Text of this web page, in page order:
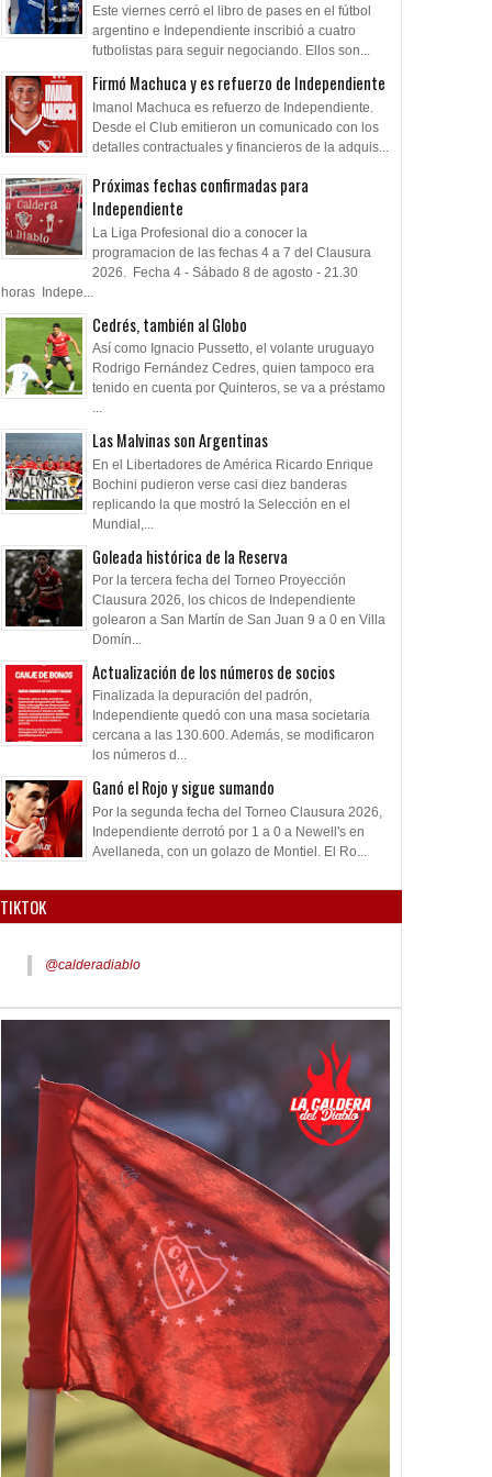
Este viernes cerró el libro de pases en el fútbol
argentino e Independiente inscribió a cuatro
futbolistas para seguir negociando. Ellos son...
Firmó Machuca y es refuerzo de Independiente
Imanol Machuca es refuerzo de Independiente.
Desde el Club emitieron un comunicado con los
detalles contractuales y financieros de la adquis...
Próximas fechas confirmadas para
Independiente
La Liga Profesional dio a conocer la
programacion de las fechas 4 a 7 del Clausura
2026. Fecha 4 - Sábado 8 de agosto - 21.30
horas Indepe...
Cedrés, también al Globo
Así como Ignacio Pussetto, el volante uruguayo
Rodrigo Fernández Cedres, quien tampoco era
tenido en cuenta por Quinteros, se va a préstamo
...
Las Malvinas son Argentinas
En el Libertadores de América Ricardo Enrique
Bochini pudieron verse casi diez banderas
replicando la que mostró la Selección en el
Mundial,...
Goleada histórica de la Reserva
Por la tercera fecha del Torneo Proyección
Clausura 2026, los chicos de Independiente
golearon a San Martín de San Juan 9 a 0 en Villa
Domín...
Actualización de los números de socios
Finalizada la depuración del padrón,
Independiente quedó con una masa societaria
cercana a las 130.600. Además, se modificaron
los números d...
Ganó el Rojo y sigue sumando
Por la segunda fecha del Torneo Clausura 2026,
Independiente derrotó por 1 a 0 a Newell's en
Avellaneda, con un golazo de Montiel. El Ro...
TIKTOK
@calderadiablo